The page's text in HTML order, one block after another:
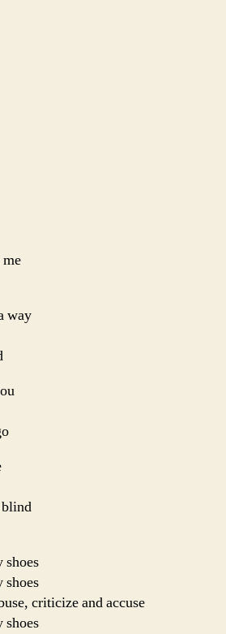
way
blind
shoes
shoes
criticize and accuse
shoes